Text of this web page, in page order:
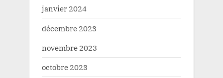
janvier 2024
décembre 2023
novembre 2023
octobre 2023